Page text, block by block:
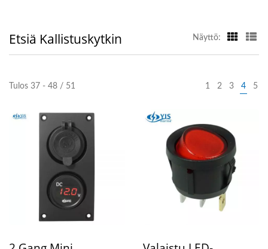
Etsiä Kallistuskytkin Näyttö:
Tulos 37 - 48 / 51 1 2 3 4 5